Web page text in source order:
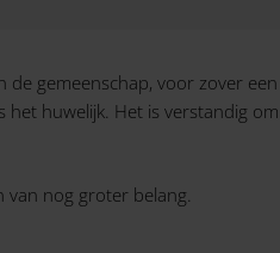
gemeenschap, voor zover
huwelijk. Het is verstandig
van nog groter belang.